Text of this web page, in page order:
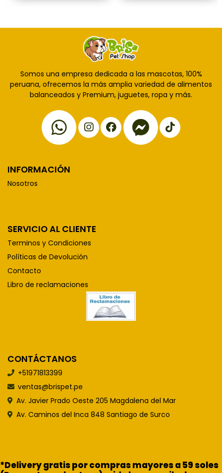
Somos una empresa dedicada a las mascotas, 100%
peruana, ofrecemos la más amplia variedad de alimentos
balanceados y Premium, juguetes, ropa y más.
INFORMACIÓN
Nosotros
SERVICIO AL CLIENTE
Terminos y Condiciones
Políticas de Devolución
Contacto
Libro de reclamaciones
CONTÁCTANOS
+51971813399
ventas@brispet.pe
Av. Javier Prado Oeste 205 Magdalena del Mar
Av. Caminos del Inca 848 Santiago de Surco
*Delivery gratis por compras mayores a 59 soles